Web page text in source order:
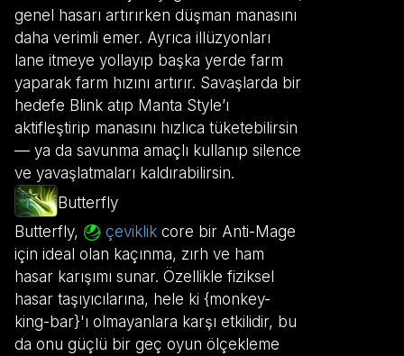
genel hasarı artırırken düşman manasını
daha verimli emer. Ayrıca illüzyonları
lane itmeye yollayıp başka yerde farm
yaparak farm hızını artırır. Savaşlarda bir
hedefe Blink atıp Manta Style’ı
aktifleştirip manasını hızlıca tüketebilirsin
— ya da savunma amaçlı kullanıp silence
ve yavaşlatmaları kaldırabilirsin.
Butterfly
Butterfly,
çeviklik core bir Anti-Mage
için ideal olan kaçınma, zırh ve ham
hasar karışımı sunar. Özellikle fiziksel
hasar taşıyıcılarına, hele ki {monkey-
king-bar}'ı olmayanlara karşı etkilidir, bu
da onu güçlü bir geç oyun ölçekleme